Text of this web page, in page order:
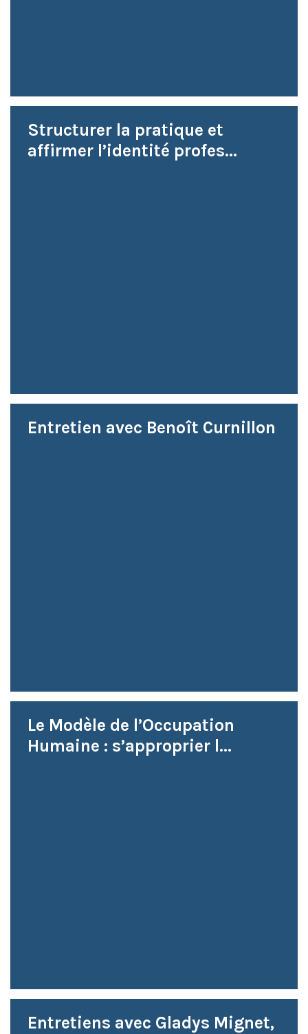
Structurer la pratique et
affirmer l’identité profes...
Entretien avec Benoît Curnillon
Le Modèle de l’Occupation
Humaine : s’approprier l...
Entretiens avec Gladys Mignet,